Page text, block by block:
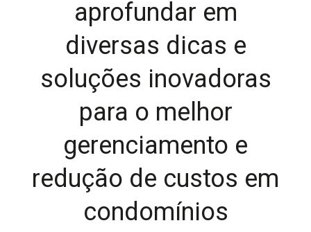
aprofundar em
diversas dicas e
soluções inovadoras
para o melhor
gerenciamento e
redução de custos em
condomínios